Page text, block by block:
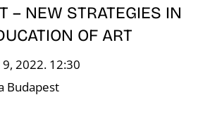
– NEW STRATEGIES IN
OF ART
2022. 12:30
Budapest